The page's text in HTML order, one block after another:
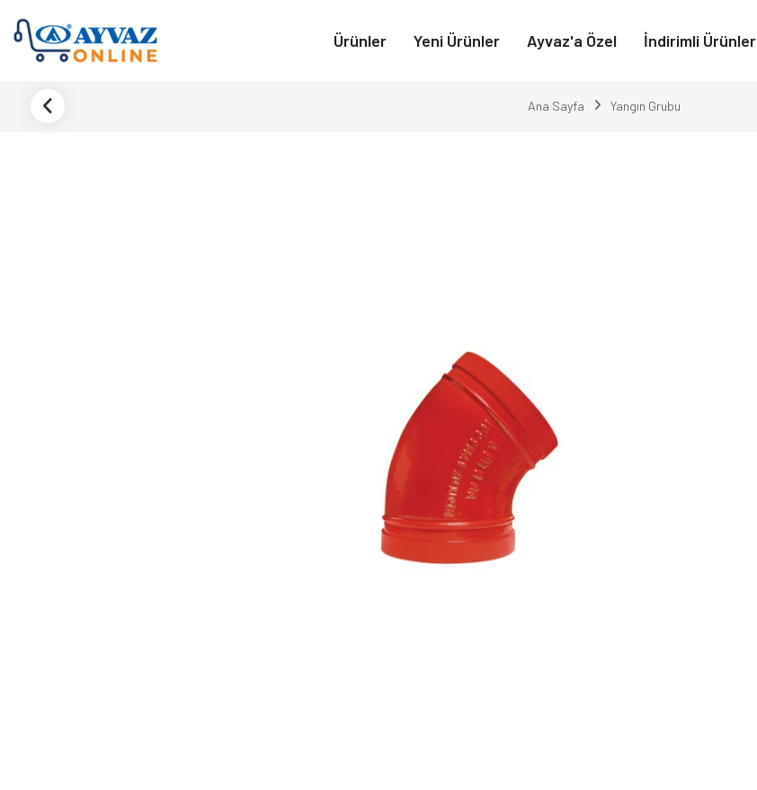
Ürünler Yeni Ürünler Ayvaz'a Özel İndirimli Ürünler
Ana Sayfa Yangın Grubu